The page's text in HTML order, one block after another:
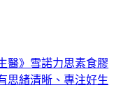
醫》雪諾力思素食膠
思緒清晰、專注好生